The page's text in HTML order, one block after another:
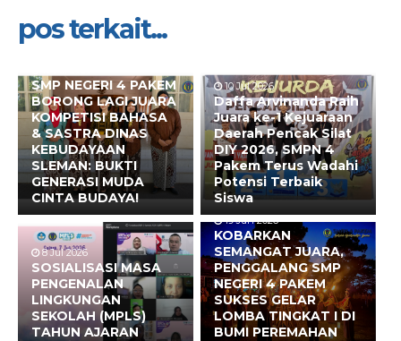
pos terkait...
SMP NEGERI 4 PAKEM
BORONG LAGI JUARA
KOMPETISI BAHASA
& SASTRA DINAS
KEBUDAYAAN
SLEMAN: BUKTI
GENERASI MUDA
CINTA BUDAYA!
10 Jul 2026
Daffa Arvinanda Raih
Juara ke-1 Kejuaraan
Daerah Pencak Silat
DIY 2026, SMPN 4
Pakem Terus Wadahi
Potensi Terbaik
Siswa
8 Jul 2026
SOSIALISASI MASA
PENGENALAN
LINGKUNGAN
SEKOLAH (MPLS)
TAHUN AJARAN
19 Jun 2026
KOBARKAN
SEMANGAT JUARA,
PENGGALANG SMP
NEGERI 4 PAKEM
SUKSES GELAR
LOMBA TINGKAT I DI
BUMI PEREMAHAN